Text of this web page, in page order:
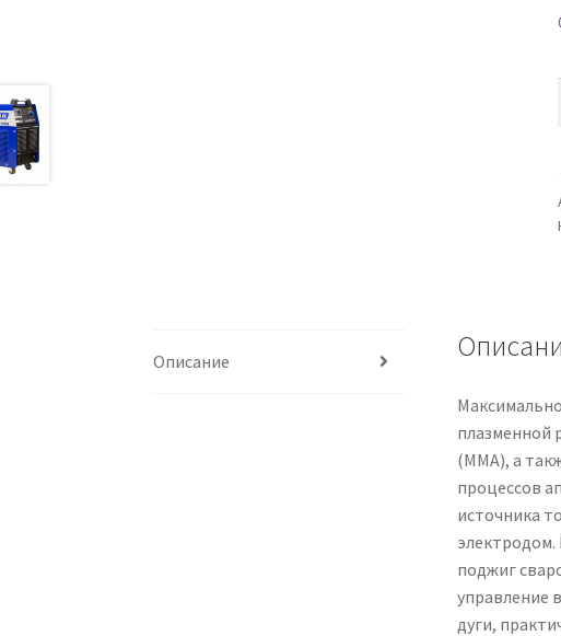
Описание
плазменной
(ММА), а
процессов
источника
поджиг
управление
дуги,